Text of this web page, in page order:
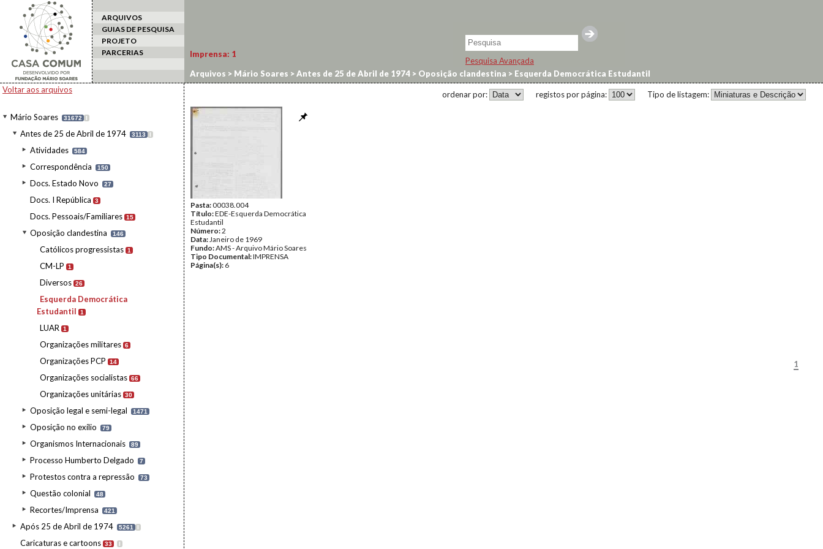
ARQUIVOS
GUIAS DE PESQUISA
PROJETO
PARCERIAS
Pesquisa Avançada
Voltar aos arquivos
Mário Soares 31672 I
Antes de 25 de Abril de 1974 3113 I
Atividades 584
Correspondência 150
Docs. Estado Novo 27
Docs. I República 3
Docs. Pessoais/Familiares 15
Oposição clandestina 146
Católicos progressistas 1
CM-LP 1
Diversos 26
Esquerda Democrática
Estudantil
1
LUAR 1
Organizações militares 6
Organizações PCP 14
Organizações socialistas 66
Organizações unitárias 30
Oposição legal e semi-legal 1471
Oposição no exílio 79
Organismos Internacionais 89
Processo Humberto Delgado 7
Protestos contra a repressão 73
Questão colonial 48
Recortes/Imprensa 421
Após 25 de Abril de 1974 5261 I
Caricaturas e cartoons 33 I
Imprensa: 1
Arquivos > Mário Soares >Antes de 25 de Abril de 1974 > Oposição clandestina > Esquerda Democrática Estudantil
Tipo de listagem:
registos por página:
ordenar por:
Pasta:00038.004
Título:EDE-Esquerda Democrática
Estudantil
Número:2
Data:Janeiro de 1969
Fundo:AMS - Arquivo Mário Soares
Tipo Documental:IMPRENSA
Página(s): 6
1